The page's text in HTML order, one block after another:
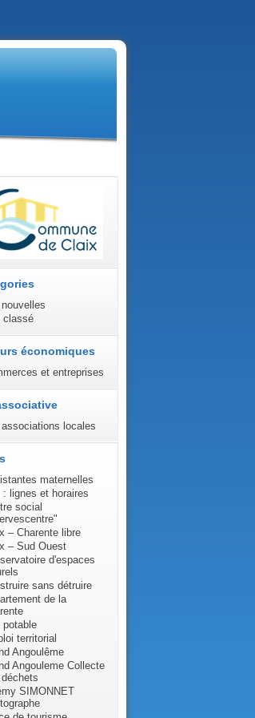
nouvelles
classé
économiques
et entreprises
associations locales
maternelles
: lignes et horaires
social
– Charente libre
– Sud Ouest
d'espaces
sans détruire
de la
potable
territorial
Angoulême
Angouleme Collecte
SIMONNET